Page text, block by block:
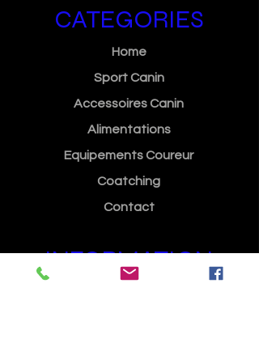
CATEGORIES
Home
Sport Canin
Accessoires Canin
Alimentations
Equipements Coureur
Coatching
Contact
INFORMATION